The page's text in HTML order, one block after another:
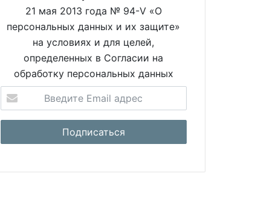
21 мая 2013 года № 94-V «О
персональных данных и их защите»
на условиях и для целей,
определенных в Согласии на
обработку персональных данных